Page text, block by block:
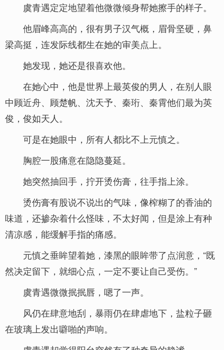
虞青遇定定地望着他微微倾身帮她擦手的样子。
他眉峰高高的，很有男子汉气概，眉骨坚硬，鼻
梁高挺，连发际线都生在她的审美点上。
她发现，她还是很喜欢他。
在她心中，他是世界上最英俊的男人，在别人眼
中顾近舟、顾楚帆、沈天予、秦珩、秦霄他们最为英
俊，俊如天人。
可是在她眼中，所有人都比不上元慎之。
胸腔一股痛意在隐隐蔓延。
她突然抽回手，拧开烫伤膏，往手指上涂。
烫伤膏有股说不说出的气味，像榨糊了的香油的
味道，还掺杂着什么怪味，不太好闻，但是涂上有种
清凉感，能缓解手指的痛感。
元慎之垂眸望着她，漆黑的眼眸带了点润意，“既
然决定留下，就细心点，一定不要让自己受伤。”
虞青遇微微抿抿唇，嗯了一声。
风仍在肆意地刮，暴雨仍在肆虐地下，盐粒子砸
在玻璃上发出噼啪的声响。